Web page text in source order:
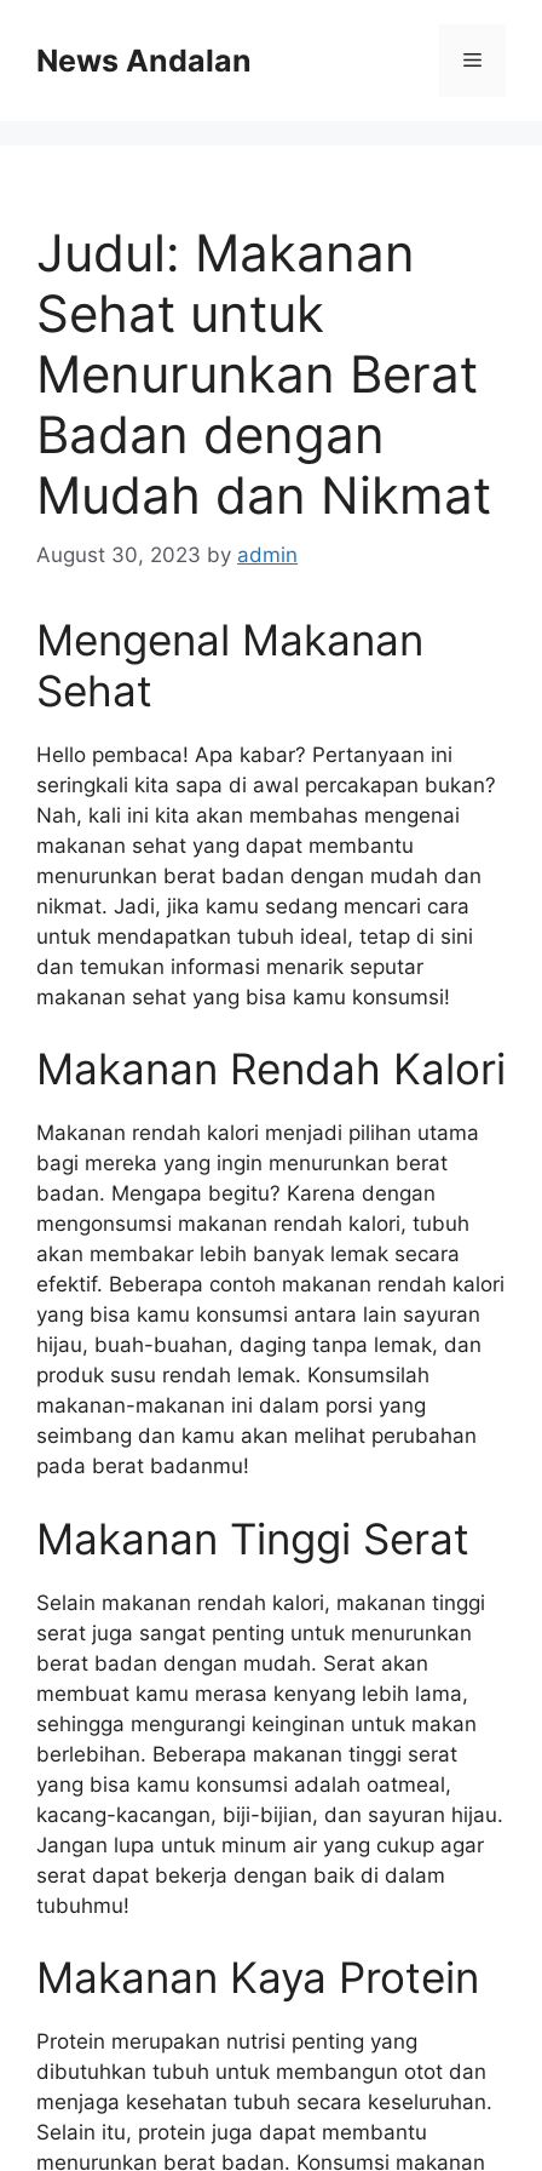
contentNews Andalan Menu
Judul: Makanan
Sehat untuk
Menurunkan Berat
Badan dengan
Mudah dan Nikmat
August 30, 2023 by admin
Mengenal Makanan
Sehat
Hello pembaca! Apa kabar? Pertanyaan ini
seringkali kita sapa di awal percakapan bukan?
Nah, kali ini kita akan membahas mengenai
makanan sehat yang dapat membantu
menurunkan berat badan dengan mudah dan
nikmat. Jadi, jika kamu sedang mencari cara
untuk mendapatkan tubuh ideal, tetap di sini
dan temukan informasi menarik seputar
makanan sehat yang bisa kamu konsumsi!
Makanan Rendah Kalori
Makanan rendah kalori menjadi pilihan utama
bagi mereka yang ingin menurunkan berat
badan. Mengapa begitu? Karena dengan
mengonsumsi makanan rendah kalori, tubuh
akan membakar lebih banyak lemak secara
efektif. Beberapa contoh makanan rendah kalori
yang bisa kamu konsumsi antara lain sayuran
hijau, buah-buahan, daging tanpa lemak, dan
produk susu rendah lemak. Konsumsilah
makanan-makanan ini dalam porsi yang
seimbang dan kamu akan melihat perubahan
pada berat badanmu!
Makanan Tinggi Serat
Selain makanan rendah kalori, makanan tinggi
serat juga sangat penting untuk menurunkan
berat badan dengan mudah. Serat akan
membuat kamu merasa kenyang lebih lama,
sehingga mengurangi keinginan untuk makan
berlebihan. Beberapa makanan tinggi serat
yang bisa kamu konsumsi adalah oatmeal,
kacang-kacangan, biji-bijian, dan sayuran hijau.
Jangan lupa untuk minum air yang cukup agar
serat dapat bekerja dengan baik di dalam
tubuhmu!
Makanan Kaya Protein
Protein merupakan nutrisi penting yang
dibutuhkan tubuh untuk membangun otot dan
menjaga kesehatan tubuh secara keseluruhan.
Selain itu, protein juga dapat membantu
menurunkan berat badan. Konsumsi makanan